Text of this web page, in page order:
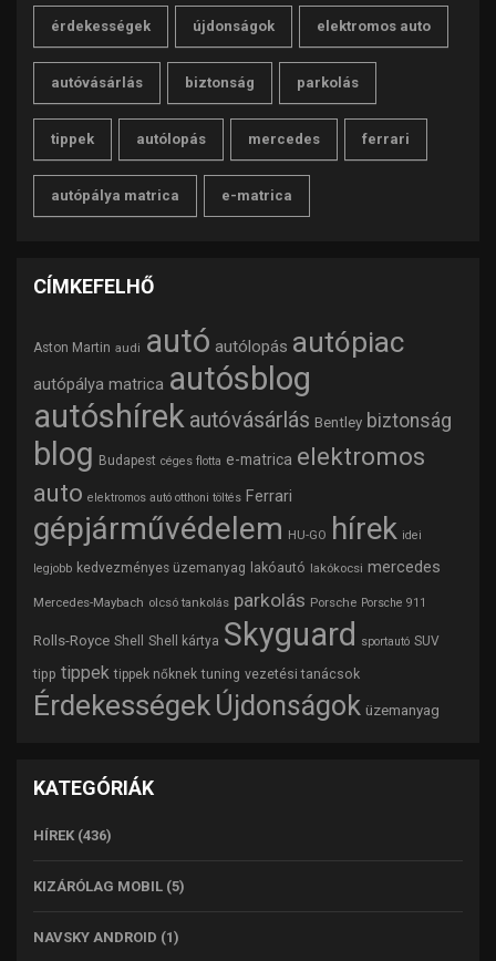
érdekességek újdonságok elektromos auto
autóvásárlás biztonság parkolás
tippek autólopás mercedes ferrari
autópálya matrica e-matrica
CÍMKEFELHŐ
Aston Martin audi autó autólopás autópiac
autópálya matrica autósblog
autóshírek autóvásárlás Bentley biztonság
blog Budapest céges flotta e-matrica elektromos
auto elektromos autó otthoni töltés Ferrari
gépjárművédelem HU-GO hírek idei
legjobb kedvezményes üzemanyag lakóautó lakókocsi mercedes
Mercedes-Maybach olcsó tankolás parkolás Porsche Porsche 911
Rolls-Royce Shell Shell kártya Skyguard sportautó SUV
tipp tippek tippek nőknek tuning vezetési tanácsok
Érdekességek Újdonságok üzemanyag
KATEGÓRIÁK
HÍREK (436)
KIZÁRÓLAG MOBIL (5)
NAVSKY ANDROID (1)